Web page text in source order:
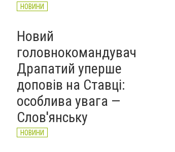
НОВИНИ
Новий
головнокомандувач
Драпатий уперше
доповів на Ставці:
особлива увага —
Слов'янську
НОВИНИ